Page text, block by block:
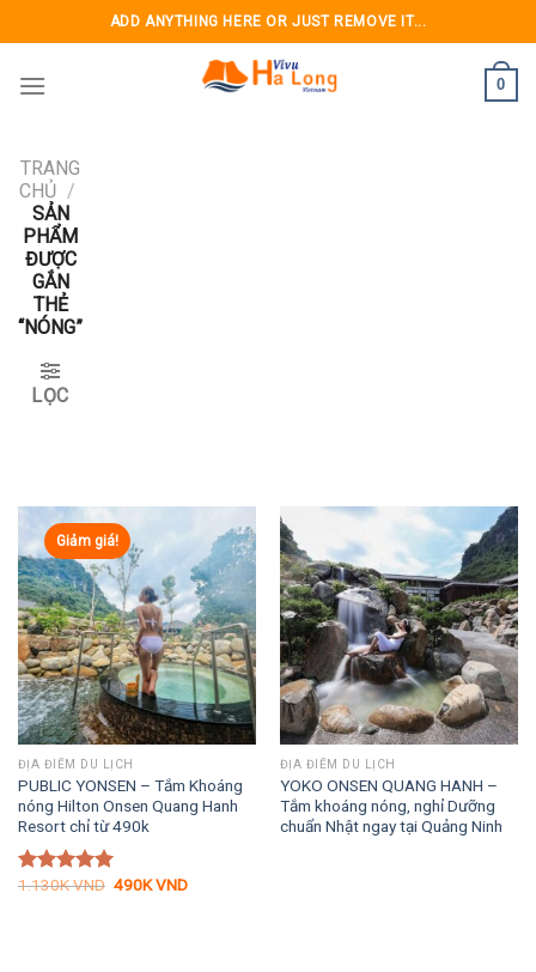
to
content
ADD ANYTHING HERE OR JUST REMOVE IT...
0
TRANG
CHỦ /
SẢN
PHẨM
ĐƯỢC
GẮN
THẺ
“NÓNG”
LỌC
Giảm giá!
ĐỊA ĐIỂM DU LỊCH
PUBLIC YONSEN – Tắm Khoáng
nóng Hilton Onsen Quang Hanh
Resort chỉ từ 490k
Được xếp
1.130KVND Giá
490KVNDGiá
ĐỊA ĐIỂM DU LỊCH
YOKO ONSEN QUANG HANH –
Tắm khoáng nóng, nghỉ Dưỡng
chuẩn Nhật ngay tại Quảng Ninh